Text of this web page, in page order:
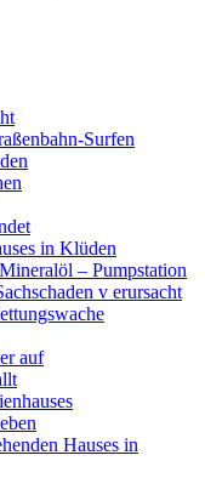
Surfen
in Klüden
– Pumpstation
v erursacht
auf
Hauses in